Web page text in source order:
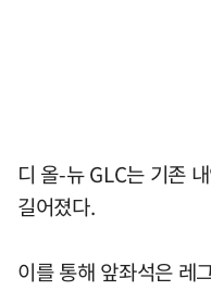
디 올-뉴 GLC는 기존
길어졌다.
이를 통해 앞좌석은 레